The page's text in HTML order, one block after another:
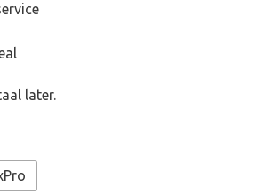
later.